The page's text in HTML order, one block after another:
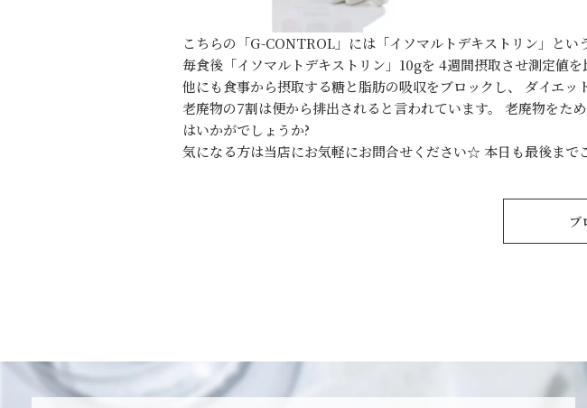
こちらの「G-CONTROL」には「イソマルトデキストリン」と
毎食後「イソマルトデキストリン」10gを 4週間摂取させ測定値
他にも食事から摂取する糖と脂肪の吸収をブロックし、 ダイエ
老廃物の7割は便から排出されると言われています。 老廃物をた
はいかがでしょうか?
気になる方は当店にお気軽にお問合せください☆ 本日も最後まで
ブ